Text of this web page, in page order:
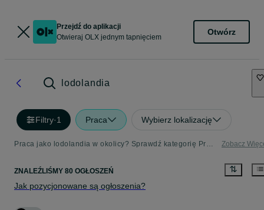
Przejdź do aplikacji
Otwieraj OLX jednym tapnięciem
Otwórz
lodolandia
Filtry·1 Praca Wybierz lokalizację
Praca jako lodolandia w okolicy? Sprawdź kategorię Praca Zobacz
ZNALEŹLIŚMY 80 OGŁOSZEŃ
Jak pozycjonowane są ogłoszenia?